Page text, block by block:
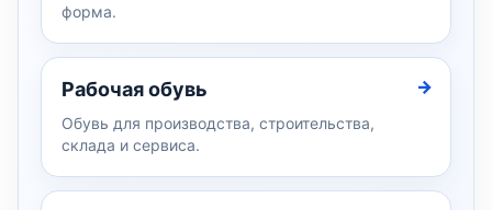
форма.
Рабочая обувь
Обувь для производства, строительства,
склада и сервиса.